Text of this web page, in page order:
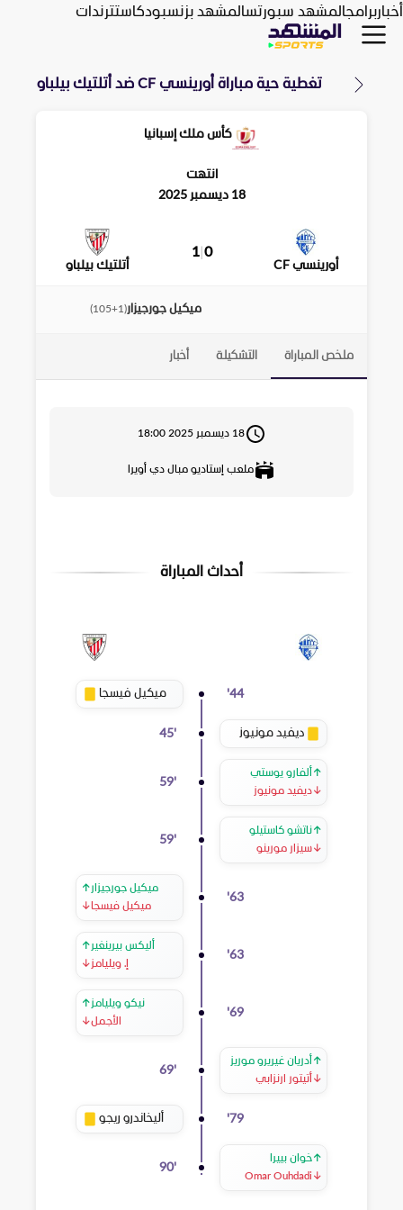
أخباربرامجالمشهد سبورتسالمشهد بزنسبودكاستترندات
تغطية حية مباراة أورينسي CF ضد أتلتيك بيلباو
كأس ملك إسبانيا
انتهت
18 ديسمبر 2025
أورينسي CF
0
|
1
أتلتيك بيلباو
ميكيل جورجيزار(
105+1
)
ملخص المباراة التشكيلة أخبار
18 ديسمبر 2025 18:00
ملعب إستاديو مبال دي أويرا
أحداث المباراة
44
' ميكيل فيسجا
ديفيد مونيوز 45'
↑ ألفارو يوستي
↓ديفيد مونيوز
59'
↑ناتشو كاستيلو
↓سيزار مورينو
59'
63
'
↑ميكيل جورجيزار
↓ميكيل فيسجا
63
'
↑أليكس بيرينغير
↓إ. ويليامز
69
'
↑نيكو ويليامز
↓الأجمل
↑ أدريان غيريرو موريز
↓ أتيتور ارنزابي
69'
79
' أليخاندرو ريجو
↑خوان بييرا
↓
Omar Ouhdadi
90'